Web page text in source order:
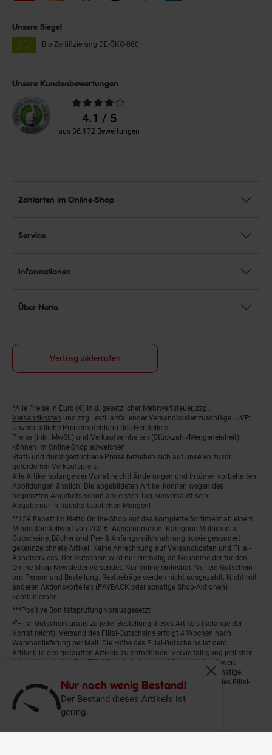
Nur noch wenig Bestand!
Der Bestand dieses Artikels ist
gering.
Fenster
Unsere Siegel
Bio Zertifizierung DE-ÖKO-060
Unsere Kundenbewertungen
Durchschnittliche
Bewertungen4.1 / 5
aus 36.172 Bewertungen
Zahlarten im Online-Shop
Service
Informationen
Über Netto
Vertrag widerrufen
Fußnoten
*Alle Preise in Euro (€) inkl. gesetzlicher Mehrwertsteuer, zzgl.
Versandkosten und zzgl. evtl. anfallender Versandkostenzuschläge. UVP:
Unverbindliche Preisempfehlung des Herstellers.
Preise (inkl. MwSt.) und Verkaufseinheiten (Stückzahl/Mengeneinheit)
können im Online-Shop abweichen.
Statt- und durchgestrichene Preise beziehen sich auf unseren zuvor
geforderten Verkaufspreis.
Alle Artikel solange der Vorrat reicht! Änderungen und Irrtümer vorbehalten.
Abbildungen ähnlich. Die abgebildeten Artikel können wegen des
begrenzten Angebots schon am ersten Tag ausverkauft sein.
Abgabe nur in haushaltsüblichen Mengen!
**15€ Rabatt im Netto Online-Shop auf das komplette Sortiment ab einem
Mindestbestellwert von 200 €. Ausgenommen: Kategorie Multimedia,
Gutscheine, Bücher und Pre- & Anfangsmilchnahrung sowie gesondert
gekennzeichnete Artikel. Keine Anrechnung auf Versandkosten und Filial-
Abholservices. Der Gutschein wird nur einmalig an Neuanmelder für den
Online-Shop-Newsletter versendet. Nur online einlösbar. Nur ein Gutschein
pro Person und Bestellung. Restbeträge werden nicht ausgezahlt. Nicht mit
anderen Aktionsvorteilen (PAYBACK oder sonstige Shop-Aktionen)
kombinierbar.
***Positive Bonitätsprüfung vorausgesetzt
²⁰Filial-Gutschein gratis zu jeder Bestellung dieses Artikels (solange der
Vorrat reicht). Versand des Filial-Gutscheins erfolgt 4 Wochen nach
Warenanlieferung per Mail. Die Höhe des Filial-Gutscheins ist dem
Artikelbild des gekauften Artikels zu entnehmen. Vervielfältigung jeglicher
Art nicht gestattet. Der Filial-Gutschein ist ohne Mindesteinkaufswert
einlösbar. Nicht mit anderen Aktionsvorteilen (PAYBACK oder sonstige
Shop-Aktionen) kombinierbar. Der jeweilige Gültigkeitszeitraum des Filial-
Gutscheins ist darauf vermerkt.